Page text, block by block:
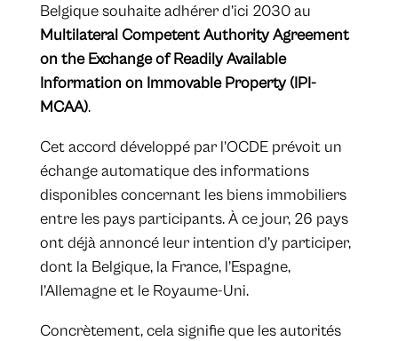
Belgique souhaite adhérer d’ici 2030 au
Multilateral Competent Authority Agreement
on the Exchange of Readily Available
Information on Immovable Property (IPI-
MCAA).
Cet accord développé par l’OCDE prévoit un
échange automatique des informations
disponibles concernant les biens immobiliers
entre les pays participants. À ce jour, 26 pays
ont déjà annoncé leur intention d’y participer,
dont la Belgique, la France, l’Espagne,
l’Allemagne et le Royaume-Uni.
Concrètement, cela signifie que les autorités